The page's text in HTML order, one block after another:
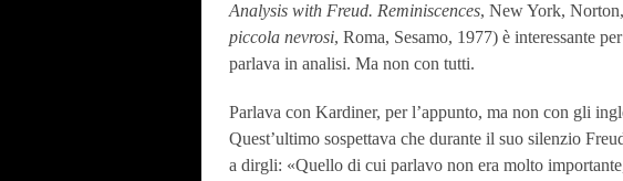
Analysis with Freud. Reminiscences, New York,
piccola nevrosi, Roma, Sesamo, 1977) è interessante
parlava in analisi. Ma non con tutti.
Parlava con Kardiner, per l’appunto, ma non con gli
Quest’ultimo sospettava che durante il suo silenzio
a dirgli: «Quello di cui parlavo non era molto